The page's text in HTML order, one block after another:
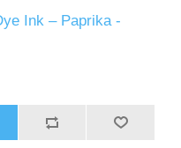
Ink – Paprika -